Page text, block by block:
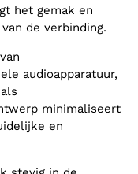
het gemak en
de verbinding.
audioapparatuur,
minimaliseert
en